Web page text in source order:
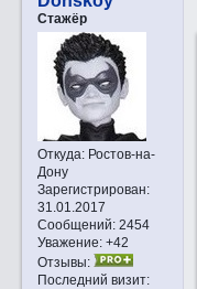
Стажёр
Откуда:Ростов-на-
Дону
Зарегистрирован:
31.01.2017
Сообщений:2454
Уважение: +42
Отзывы:
Последний визит: